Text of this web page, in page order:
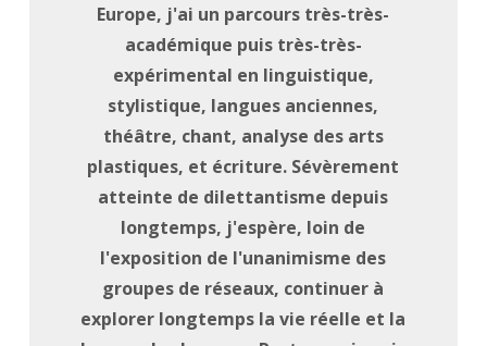
Europe, j'ai un parcours très-très-
académique puis très-très-
expérimental en linguistique,
stylistique, langues anciennes,
théâtre, chant, analyse des arts
plastiques, et écriture. Sévèrement
atteinte de dilettantisme depuis
longtemps, j'espère, loin de
l'exposition de l'unanimisme des
groupes de réseaux, continuer à
explorer longtemps la vie réelle et la